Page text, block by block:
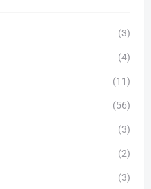
(3)
(4)
(11)
(56)
(3)
(2)
(3)